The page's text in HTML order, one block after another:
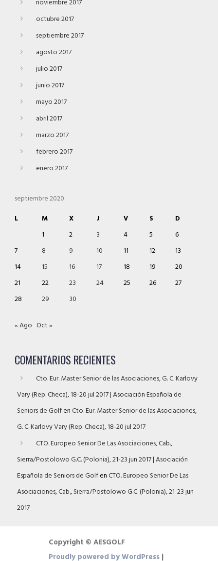
noviembre 2017
octubre 2017
septiembre 2017
agosto 2017
julio 2017
junio 2017
mayo 2017
abril 2017
marzo 2017
febrero 2017
enero 2017
septiembre 2020
L
M X J V S
D
1
2 3 4 5
6
7
8 9 10 11 12
13
14
15 16 17 18 19
20
21
22 23 24 25 26
27
28
29 30
« Ago Oct »
COMENTARIOS RECIENTES
Cto. Eur. Master Senior de las Asociaciones, G. C. Karlovy
Vary (Rep. Checa), 18-20 jul 2017 | Asociación Española de
Seniors de GolfenCto. Eur. Master Senior de las Asociaciones,
G. C. Karlovy Vary (Rep. Checa), 18-20 jul 2017
CTO. Europeo Senior De Las Asociaciones, Cab.,
Sierra/Postolowo G.C. (Polonia), 21-23 jun 2017 | Asociación
Española de Seniors de GolfenCTO. Europeo Senior De Las
Asociaciones, Cab., Sierra/Postolowo G.C. (Polonia), 21-23 jun
2017
Copyright © AESGOLF
Proudly powered by WordPress |